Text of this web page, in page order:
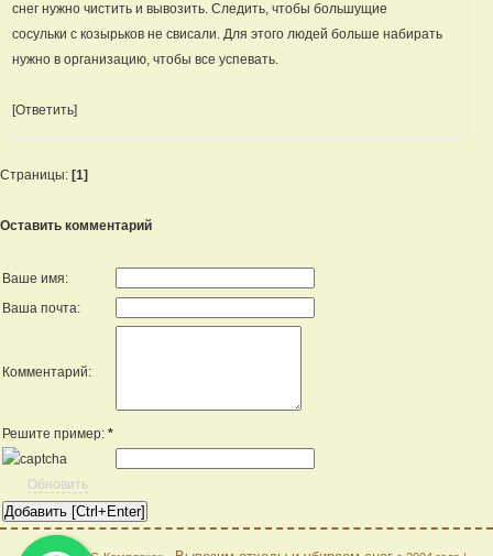
снег нужно чистить и вывозить. Следить, чтобы большущие
сосульки с козырьков не свисали. Для этого людей больше набирать
нужно в организацию, чтобы все успевать.
[Ответить]
Страницы: [1]
Оставить комментарий
Ваше имя:
Ваша почта:
Комментарий:
Решите пример: *
Обновить